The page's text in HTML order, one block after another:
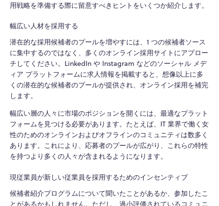
用戦略を準備する際に留意すべきヒントをいくつか紹介します。
幅広い人材を採用する
潜在的な採用候補者のプールを増やすには、1 つの候補者ソース
に集中するのではなく、多くのオンライン採用サイトにアプロー
チしてください。LinkedIn や Instagram などのソーシャル メデ
ィア プラットフォームに求人情報を掲載すると、想像以上に多
くの潜在的な候補者のプールが提供され、オンライン採用を補完
します。
幅広い層の人々に市場のポジションを開くには、最適なプラット
フォームを見つける必要があります。たとえば、IT 業界で働く女
性のためのオンラインおよびオフラインのコミュニティは数多く
あります。これにより、応募者のプールが広がり、これらの特性
を持つより多くの人々が含まれるようになります。
現従業員が新しい従業員を採用するためのインセンティブ
候補者紹介プログラムについて聞いたことがあるか、参加したこ
とがあるかもしれません。ただし、過小評価されているコミュニ